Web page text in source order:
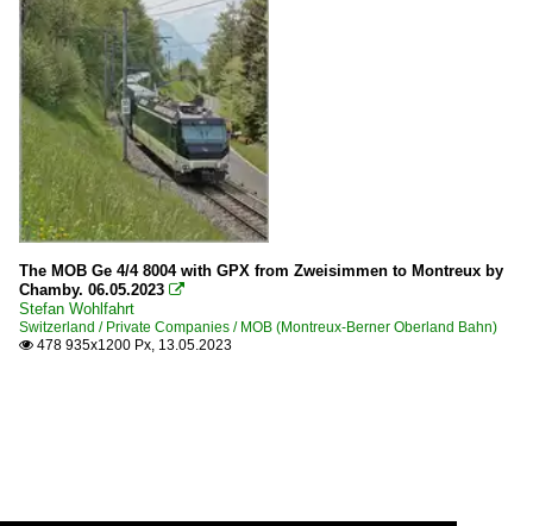
The MOB Ge 4/4 8004 with GPX from Zweisimmen to Montreux by
Chamby. 06.05.2023 
Stefan Wohlfahrt
Switzerland / Private Companies / MOB (Montreux-Berner Oberland Bahn)
 478 935x1200 Px, 13.05.2023